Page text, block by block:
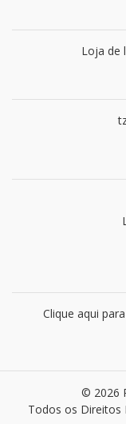
Loja de
Clique aqui
© 2026
Todos os Direitos